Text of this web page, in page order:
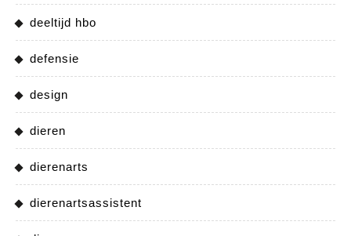
deeltijd hbo
defensie
design
dieren
dierenarts
dierenartsassistent